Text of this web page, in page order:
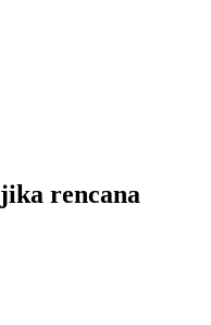
rencana